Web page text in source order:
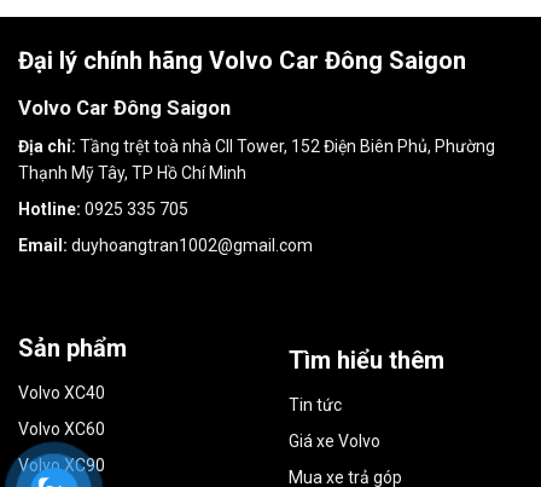
Đại lý chính hãng Volvo Car Đông Saigon
Volvo Car Đông Saigon
Địa chỉ: Tầng trệt toà nhà CII Tower, 152 Điện Biên Phủ, Phường
Thạnh Mỹ Tây, TP Hồ Chí Minh
Hotline: 0925 335 705
Email: duyhoangtran1002@gmail.com
Sản phẩm
Volvo XC40
Volvo XC60
Volvo XC90
Tìm hiểu thêm
Tin tức
Giá xe Volvo
Mua xe trả góp